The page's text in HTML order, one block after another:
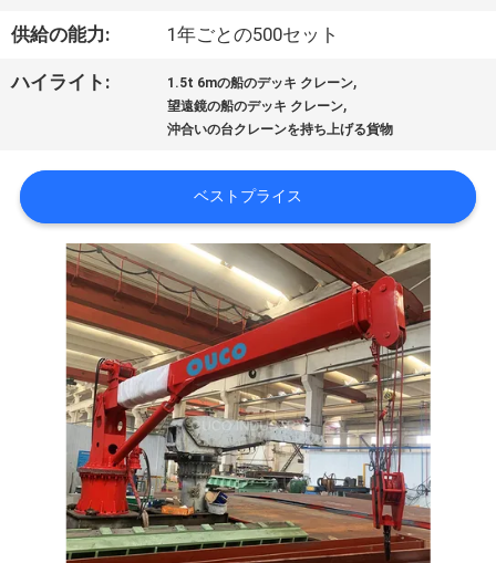
わ
た
た
ち
供給の能力: 1年ごとの500セット
ハイライト: 1.5t 6mの船のデッキ クレーン,
望遠鏡の船のデッキ クレーン,
沖合いの台クレーンを持ち上げる貨物
ベストプライス